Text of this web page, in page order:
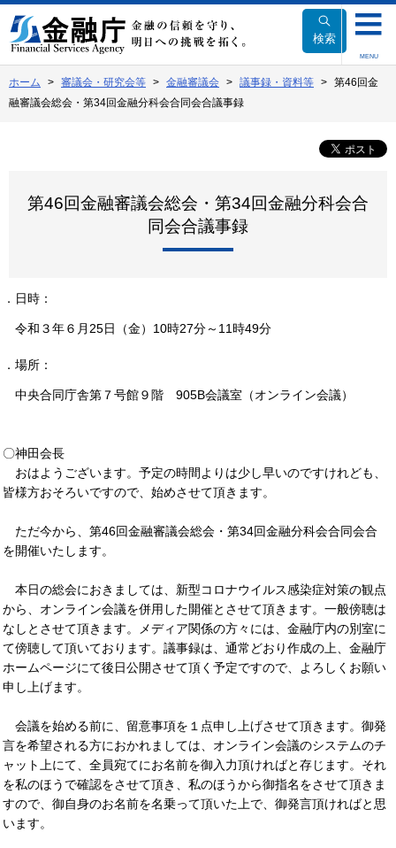
文
へ
動
検索
MENU
ホーム 審議会・研究会等 金融審議会 議事録・資料等
第46回金
融審議会総会・第34回金融分科会合同会合議事録
第46回金融審議会総会・第34回金融分科会合
同会合議事録
日時：
令和３年６月25日（金）10時27分～11時49分
場所：
中央合同庁舎第７号館９階 905B会議室（オンライン会議）
〇神田会長
おはようございます。予定の時間よりは少し早いのですけれども、
皆様方おそろいですので、始めさせて頂きます。
ただ今から、第46回金融審議会総会・第34回金融分科会合同会合
を開催いたします。
本日の総会におきましては、新型コロナウイルス感染症対策の観点
から、オンライン会議を併用した開催とさせて頂きます。一般傍聴は
なしとさせて頂きます。メディア関係の方々には、金融庁内の別室に
て傍聴して頂いております。議事録は、通常どおり作成の上、金融庁
ホームページにて後日公開させて頂く予定ですので、よろしくお願い
申し上げます。
会議を始める前に、留意事項を１点申し上げさせて頂きます。御発
言を希望される方におかれましては、オンライン会議のシステムのチ
ャット上にて、全員宛てにお名前を御入力頂ければと存じます。それ
を私のほうで確認をさせて頂き、私のほうから御指名をさせて頂きま
すので、御自身のお名前を名乗って頂いた上で、御発言頂ければと思
います。